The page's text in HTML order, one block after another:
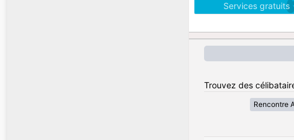
Services gratuits
Trouvez des
Rencontre